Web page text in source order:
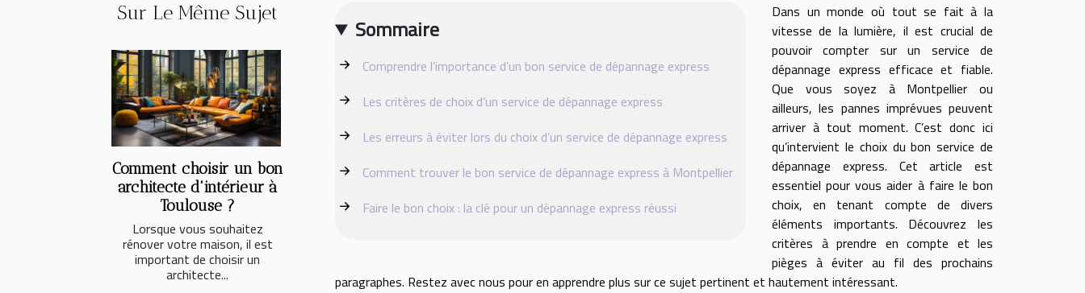
Sur Le Même Sujet
Comment choisir un bon
architecte d'intérieur à
Toulouse ?
Lorsque vous souhaitez
rénover votre maison, il est
important de choisir un
architecte...
Sommaire
Comprendre l’importance d’un bon service de dépannage express
Les critères de choix d’un service de dépannage express
Les erreurs à éviter lors du choix d’un service de dépannage express
Comment trouver le bon service de dépannage express à Montpellier
Faire le bon choix : la clé pour un dépannage express réussi
Dans un monde où tout se fait à la
vitesse de la lumière, il est crucial de
pouvoir compter sur un service de
dépannage express efficace et fiable.
Que vous soyez à Montpellier ou
ailleurs, les pannes imprévues peuvent
arriver à tout moment. C’est donc ici
qu’intervient le choix du bon service de
dépannage express. Cet article est
essentiel pour vous aider à faire le bon
choix, en tenant compte de divers
éléments importants. Découvrez les
critères à prendre en compte et les
pièges à éviter au fil des prochains
paragraphes. Restez avec nous pour en apprendre plus sur ce sujet pertinent et hautement intéressant.